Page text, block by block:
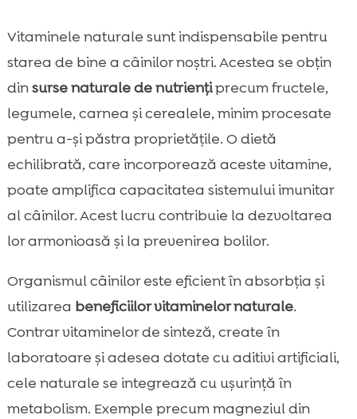
Vitaminele naturale sunt indispensabile pentru
starea de bine a câinilor noștri. Acestea se obțin
dinsurse naturale de nutriențiprecum fructele,
legumele, carnea și cerealele, minim procesate
pentru a-și păstra proprietățile. O dietă
echilibrată, care incorporează aceste vitamine,
poate amplifica capacitatea sistemului imunitar
al câinilor. Acest lucru contribuie la dezvoltarea
lor armonioasă și la prevenirea bolilor.
Organismul câinilor este eficient în absorbția și
utilizarea beneficiilor vitaminelor naturale.
Contrar vitaminelor de sinteză, create în
laboratoare și adesea dotate cu aditivi artificiali,
cele naturale se integrează cu ușurință în
metabolism. Exemple precum magneziul din